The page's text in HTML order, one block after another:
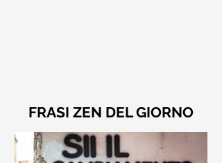
FRASI ZEN DEL GIORNO